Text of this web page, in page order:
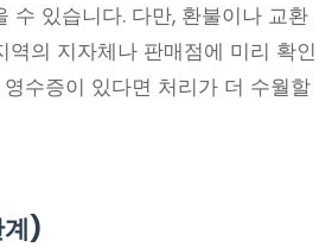
수 있습니다. 다만, 환불이나 교환
의 지자체나 판매점에 미리 확인
수증이 있다면 처리가 더 수월할
계)